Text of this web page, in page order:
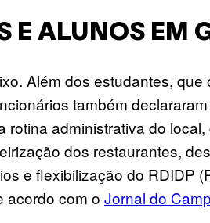
E ALUNOS EM
Além dos estudantes, que
também
administrativa do local,
dos restaurantes,
e flexibilização do RDIDP
acordo com o Jornal do